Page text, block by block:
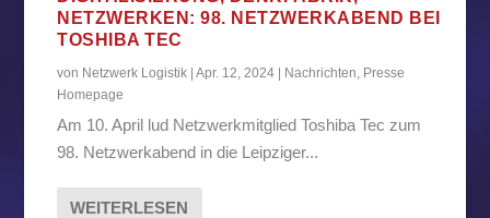
NETZWERKEN: 98. NETZWERKABEND BEI
TOSHIBA TEC
von Netzwerk Logistik |Apr. 12, 2024 | Nachrichten, Presse
Homepage
Am 10. April lud Netzwerkmitglied Toshiba Tec zum
98. Netzwerkabend in die Leipziger...
WEITERLESEN